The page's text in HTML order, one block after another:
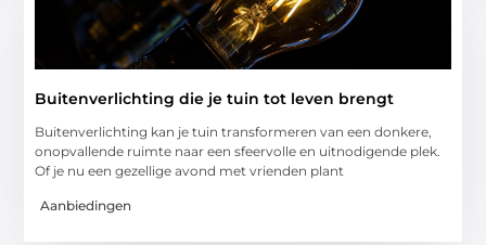
Buitenverlichting die je tuin tot leven brengt
Buitenverlichting kan je tuin transformeren van een donkere,
onopvallende ruimte naar een sfeervolle en uitnodigende plek.
Of je nu een gezellige avond met vrienden plant
Aanbiedingen